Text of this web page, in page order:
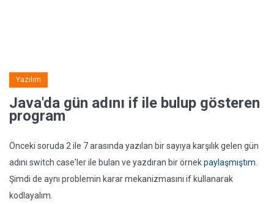
Yazılım
Java'da gün adını if ile bulup gösteren
program
Önceki soruda 2 ile 7 arasında yazılan bir sayıya karşılık gelen gün
adını switch case'ler ile bulan ve yazdıran bir örnekpaylaşmıştım
Şimdi de aynı problemin karar mekanizmasını if kullanarak
kodlayalım.